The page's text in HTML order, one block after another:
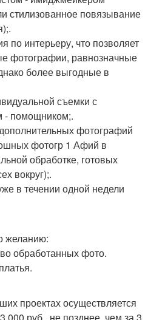
стилизованное повязывание
по интерьеру, что позволяет
фотографии, равнозначные
более выгодные в
съемки с
- помощником;.
фотографий
фотогр 1 Афий в
обработке, готовых
вокруг);.
в течении одной недели
желанию:
обработанных фото.
проектах осуществляется